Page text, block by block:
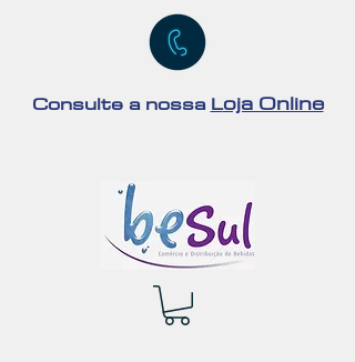
Consulte a nossa Loja Online